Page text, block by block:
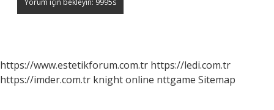
https://www.estetikforum.com.tr https://ledi.com.tr
https://imder.com.tr knight online nttgame Sitemap